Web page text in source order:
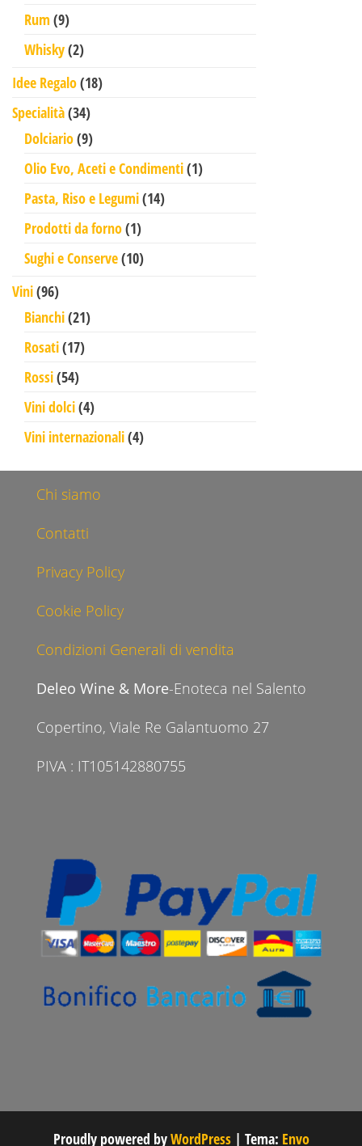
Rum 99 prodotti
Whisky 22 prodotti
Idee Regalo 1818 prodotti
Specialità 3434 prodotti
Dolciario 99 prodotti
Olio Evo, Aceti e Condimenti 11 prodotto
Pasta, Riso e Legumi 1414 prodotti
Prodotti da forno 11 prodotto
Sughi e Conserve 1010 prodotti
Vini 9696 prodotti
Bianchi 2121 prodotti
Rosati 1717 prodotti
Rossi 5454 prodotti
Vini dolci 44 prodotti
Vini internazionali 44 prodotti
Chi siamo
Contatti
Privacy Policy
Cookie Policy
Condizioni Generali di vendita
Deleo Wine & More-Enoteca nel Salento
Copertino, Viale Re Galantuomo 27
PIVA : IT105142880755
Proudly powered byWordPress | Tema: Envo